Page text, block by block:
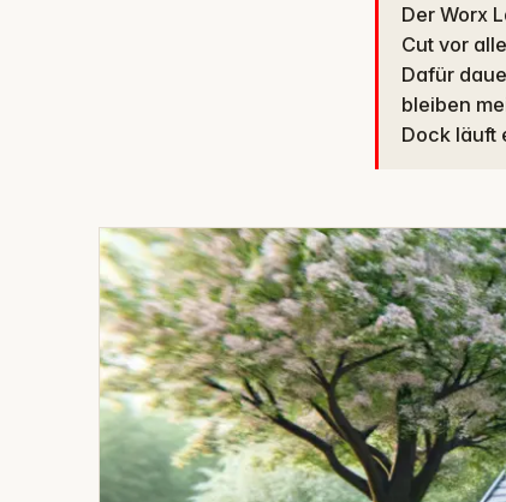
Der Worx Landroid S400 WR184E ist ein leiser, kompakter Mähroboter, der dank Edge-
Cut vor
Dafür
bleiben
Dock läuft